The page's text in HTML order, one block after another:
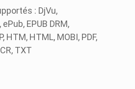
: DjVu,
ePub, EPUB DRM,
HTM, HTML, MOBI, PDF,
TXT